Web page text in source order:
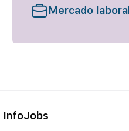
Mercado laboral
InfoJobs